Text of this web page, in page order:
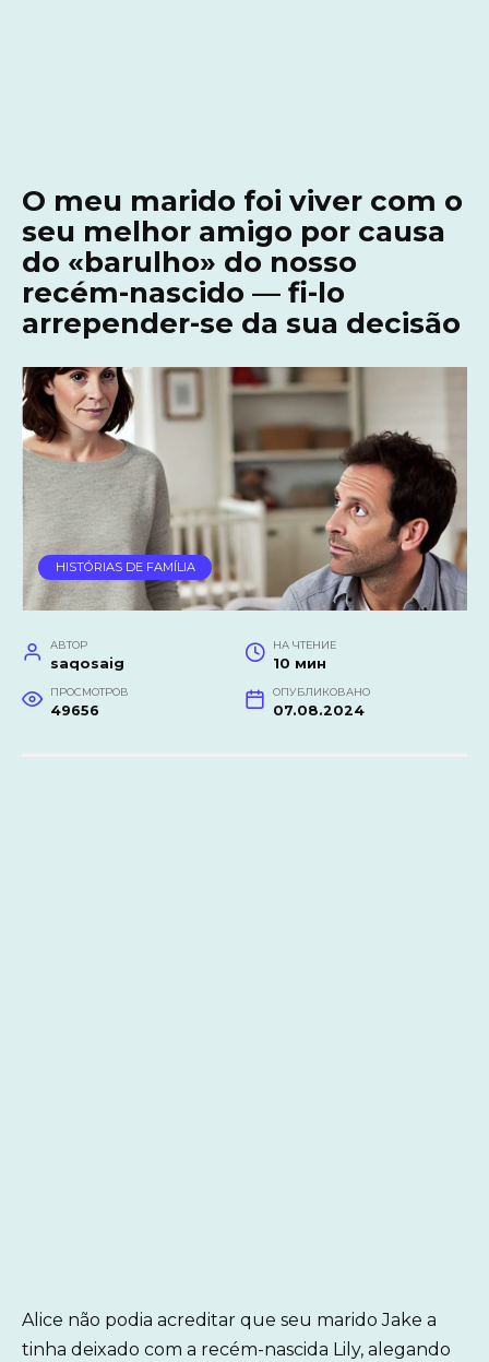
O meu marido foi viver com o
seu melhor amigo por causa
do «barulho» do nosso
recém-nascido — fi-lo
arrepender-se da sua decisão
HISTÓRIAS DE FAMÍLIA
АВТОР
saqosaig
НА ЧТЕНИЕ
10 мин
ПРОСМОТРОВ
49656
ОПУБЛИКОВАНО
07.08.2024
Alice não podia acreditar que seu marido Jake a
tinha deixado com a recém-nascida Lily, alegando